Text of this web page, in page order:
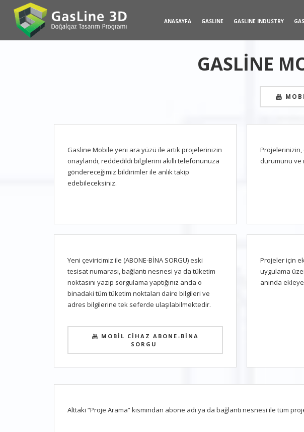
ANASAYFA GASLINE GASLINE INDUSTRY
GASLİNE
Gasline Mobile yeni ara yüzü ile artık projelerinizin
onaylandı, reddedildi bilgilerini akıllı telefonunuza
göndereceğimiz bildirimler ile anlık takip
edebileceksiniz.
Projelerinizin,
durumunu ve
Yeni çeviricimiz ile (ABONE-BİNA SORGU) eski
tesisat numarası, bağlantı nesnesi ya da tüketim
noktasını yazıp sorgulama yaptığınız anda o
binadaki tüm tüketim noktaları daire bilgileri ve
adres bilgilerine tek seferde ulaşılabilmektedir.
MOBİL CİHAZ ABONE-BİNA
SORGU
Projeler için
uygulama
anında
Alttaki “Proje Arama” kısmından abone adı ya da bağlantı nesnesi ile tüm